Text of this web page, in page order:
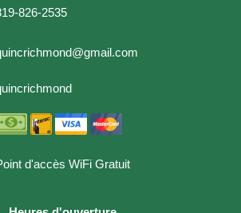
826-2535
d'accès WiFi Gratuit